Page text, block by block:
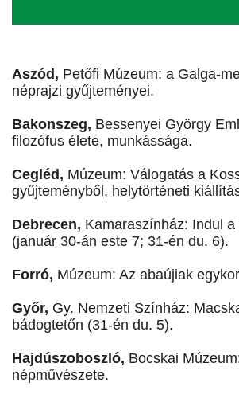
Aszód, Petőfi Múzeum: a Galga-
néprajzi gyűjteményei.
Bakonszeg, Bessenyei György
filozófus élete, munkássága.
Cegléd, Múzeum: Válogatás a
gyűjteményből, helytörténeti
Debrecen, Kamaraszínház: Indul
(január 30-án este 7; 31-én du. 6).
Forró, Múzeum: Az abaújiak
Győr, Gy. Nemzeti Színház:
bádogtetőn (31-én du. 5).
Hajdúszoboszló, Bocskai
népművészete.